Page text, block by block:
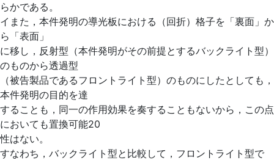
らかである。
イまた，本件発明の導光板における（回折）格子を「裏面」か
ら「表面」
に移し，反射型（本件発明がその前提とするバックライト型）
のものから透過型
（被告製品であるフロントライト型）のものにしたとしても，
本件発明の目的を達
することも，同一の作用効果を奏することもないから，この点
においても置換可能20
性はない。
すなわち，バックライト型と比較して，フロントライト型で